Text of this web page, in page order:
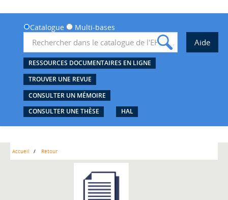
Catalogue Multi-bases
RESSOURCES DOCUMENTAIRES EN LIGNE
TROUVER UNE REVUE
CONSULTER UN MÉMOIRE
CONSULTER UNE THÈSE
HAL
Accueil Retour